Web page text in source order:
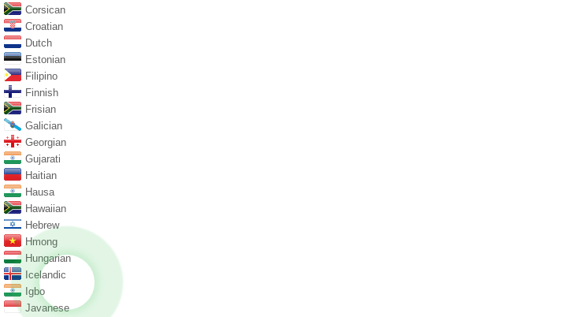
Corsican
Croatian
Dutch
Estonian
Filipino
Finnish
Frisian
Galician
Georgian
Gujarati
Haitian
Hausa
Hawaiian
Hebrew
Hmong
Hungarian
Icelandic
Igbo
Javanese